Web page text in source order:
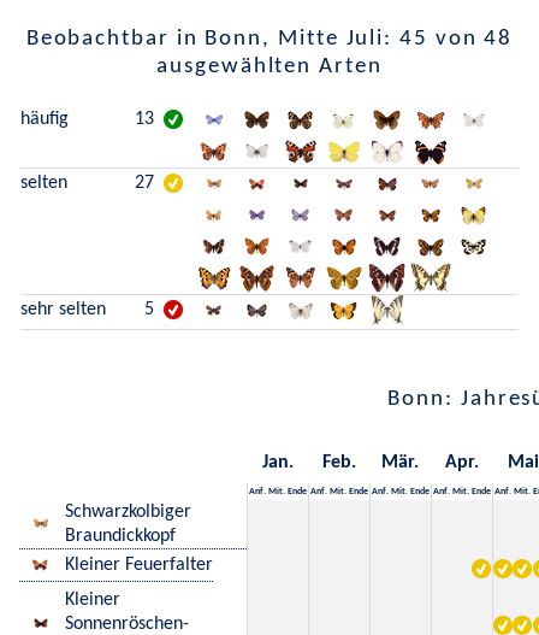
Beobachtbar in Bonn, Mitte Juli: 45 von 48
ausgewählten Arten
häufig 13
selten 27
sehr selten 5
Bonn:
Jan. Feb. Mär. Apr. Mai
Anf. Mit. Ende Anf. Mit. Ende Anf. Mit. Ende Anf. Mit. Ende Anf. Mit.
Schwarzkolbiger
Braundickkopf
Kleiner Feuerfalter
Kleiner
Sonnenröschen-